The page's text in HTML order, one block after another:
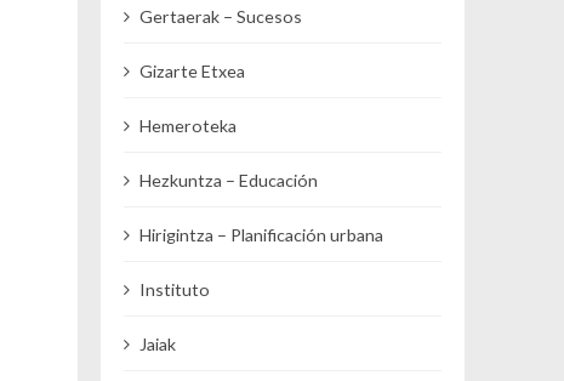
Gertaerak – Sucesos
Gizarte Etxea
Hemeroteka
Hezkuntza – Educación
Hirigintza – Planificación urbana
Instituto
Jaiak